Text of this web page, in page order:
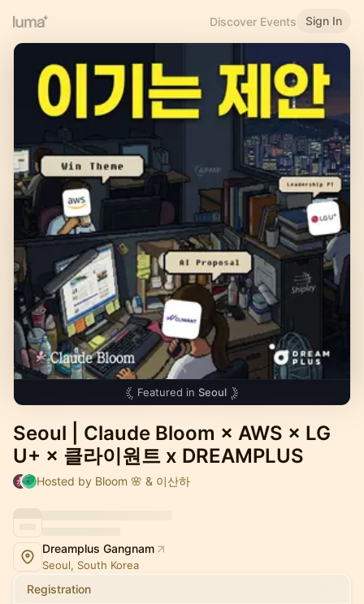
Discover Events Sign In
Featured in Seoul
Seoul | Claude Bloom × AWS × LG
U+ × 클라이원트 x DREAMPLUS
Hosted by Bloom 🌸 & 이산하
Dreamplus Gangnam
Seoul, South Korea
Registration